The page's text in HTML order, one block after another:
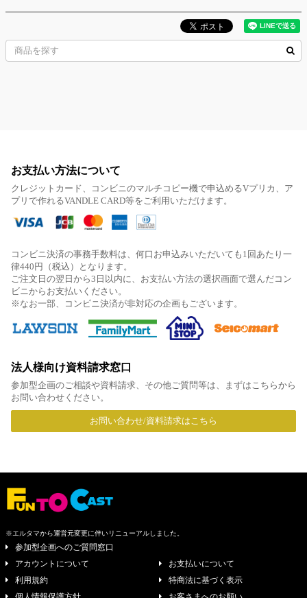
お支払い方法について
クレジットカード、コンビニのマルチコピー機で申込めるVプリカ、ア
プリで作れるVANDLE CARD等をご利用いただけます。
コンビニ決済の事務手数料は、何口お申込みいただいても1回あたり一
律440円（税込）となります。
ご注文日の翌日から3日以内に、お支払い方法の選択画面で選んだコン
ビニからお支払いください。
※なお一部、コンビニ決済が非対応の企画もございます。
法人様向け資料請求窓口
参加型企画のご相談や資料請求、その他ご質問等は、まずはこちらから
お問い合わせください。
お問い合わせ/資料請求はこちら
※エルタマから運営元変更に伴いリニューアルしました。
参加型企画へのご質問窓口
アカウントについて
お支払いについて
利用規約
特商法に基づく表示